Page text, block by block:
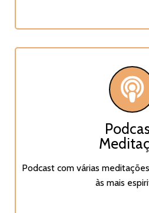
Podcast com várias
às mais